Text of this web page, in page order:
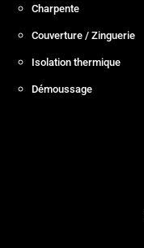
Charpente
Couverture / Zinguerie
Isolation thermique
Démoussage